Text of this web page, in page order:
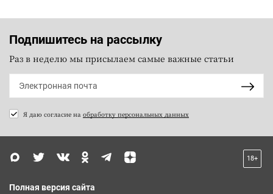
Подпишитесь на рассылку
Раз в неделю мы присылаем самые важные статьи
Я даю согласие на обработку персональных данных
18+
Полная версия сайта